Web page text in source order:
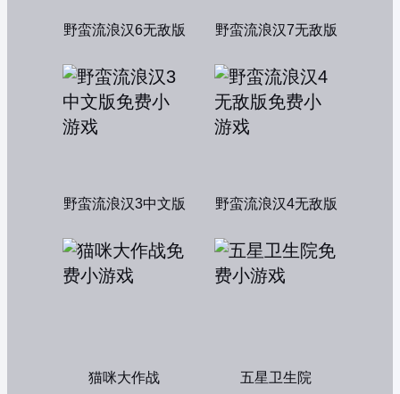
野蛮流浪汉6无敌版 野蛮流浪汉7无敌版
野蛮流浪汉3中文版 野蛮流浪汉4无敌版
猫咪大作战 五星卫生院